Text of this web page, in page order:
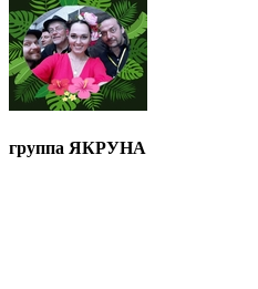
группа ЯКРУНА